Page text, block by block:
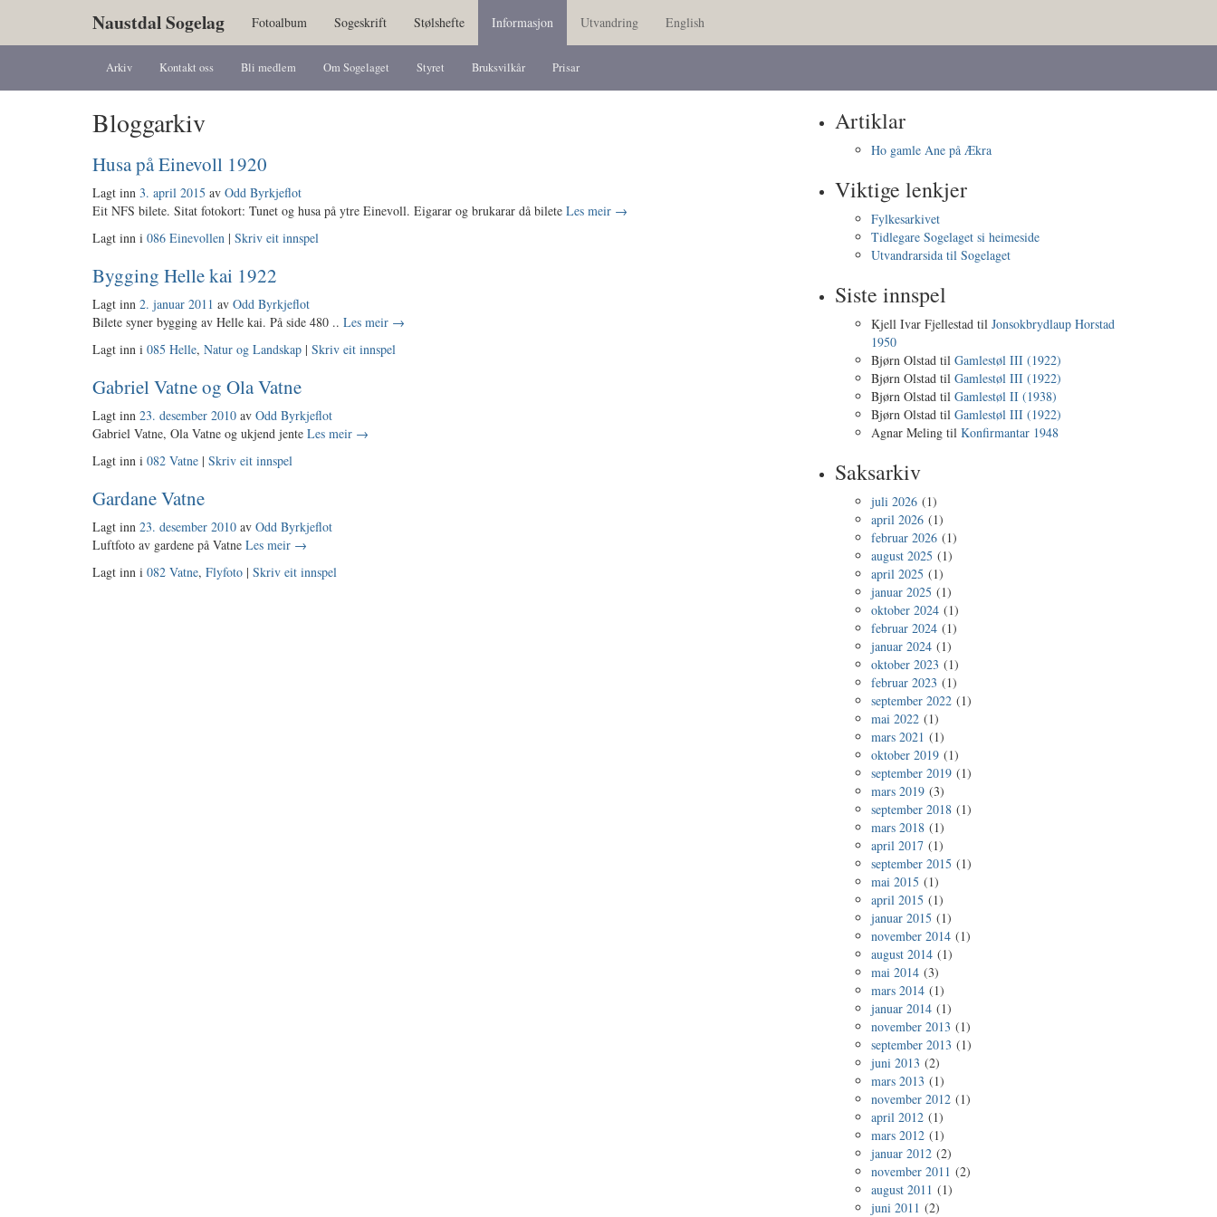
Naustdal Sogelag Fotoalbum Sogeskrift Stølshefte Informasjon Utvandring English
Arkiv Kontakt oss Bli medlem Om Sogelaget Styret Bruksvilkår Prisar
Bloggarkiv
Husa på Einevoll 1920
Lagt inn 3. april 2015 av Odd Byrkjeflot
Eit NFS bilete. Sitat fotokort: Tunet og husa på ytre Einevoll. Eigarar og brukarar då bilete Les meir →
Lagt inn i 086 Einevollen | Skriv eit innspel
Bygging Helle kai 1922
Lagt inn 2. januar 2011 av Odd Byrkjeflot
Bilete syner bygging av Helle kai. På side 480 .. Les meir →
Lagt inn i 085 Helle, Natur og Landskap | Skriv eit innspel
Gabriel Vatne og Ola Vatne
Lagt inn 23. desember 2010 av Odd Byrkjeflot
Gabriel Vatne, Ola Vatne og ukjend jente Les meir →
Lagt inn i 082 Vatne | Skriv eit innspel
Gardane Vatne
Lagt inn 23. desember 2010 av Odd Byrkjeflot
Luftfoto av gardene på Vatne Les meir →
Lagt inn i 082 Vatne, Flyfoto | Skriv eit innspel
Artiklar
Ho gamle Ane på Ækra
Viktige lenkjer
Fylkesarkivet
Tidlegare Sogelaget si heimeside
Utvandrarsida til Sogelaget
Siste innspel
Kjell Ivar Fjellestad til Jonsokbrydlaup Horstad
1950
Bjørn Olstad til Gamlestøl III (1922)
Bjørn Olstad til Gamlestøl III (1922)
Bjørn Olstad til Gamlestøl II (1938)
Bjørn Olstad til Gamlestøl III (1922)
Agnar Meling til Konfirmantar 1948
Saksarkiv
juli 2026 (1)
april 2026 (1)
februar 2026 (1)
august 2025 (1)
april 2025 (1)
januar 2025 (1)
oktober 2024 (1)
februar 2024 (1)
januar 2024 (1)
oktober 2023 (1)
februar 2023 (1)
september 2022 (1)
mai 2022 (1)
mars 2021 (1)
oktober 2019 (1)
september 2019 (1)
mars 2019 (3)
september 2018 (1)
mars 2018 (1)
april 2017 (1)
september 2015 (1)
mai 2015 (1)
april 2015 (1)
januar 2015 (1)
november 2014 (1)
august 2014 (1)
mai 2014 (3)
mars 2014 (1)
januar 2014 (1)
november 2013 (1)
september 2013 (1)
juni 2013 (2)
mars 2013 (1)
november 2012 (1)
april 2012 (1)
mars 2012 (1)
januar 2012 (2)
november 2011 (2)
august 2011 (1)
juni 2011 (2)